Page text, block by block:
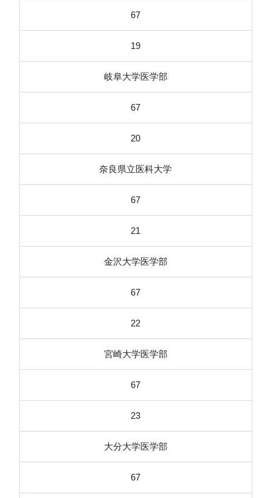
67
19
岐阜大学医学部
67
20
奈良県立医科大学
67
21
金沢大学医学部
67
22
宮崎大学医学部
67
23
大分大学医学部
67